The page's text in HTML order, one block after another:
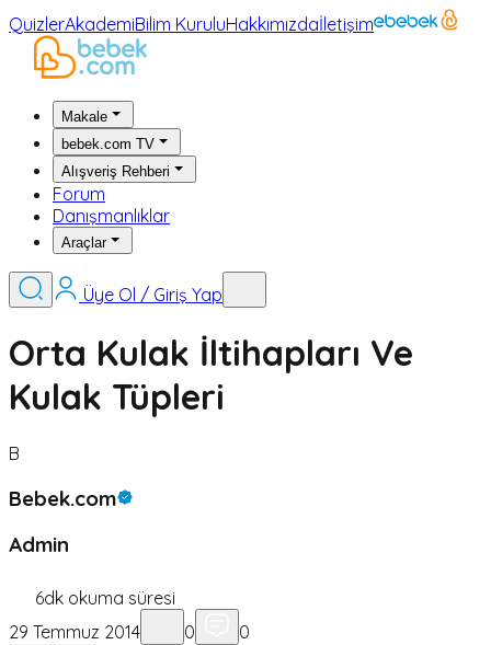
QuizlerAkademiBilim KuruluHakkımızdaİletişim
Makale
bebek.com TV
Alışveriş Rehberi
Forum
Danışmanlıklar
Araçlar
Üye Ol / Giriş Yap
Orta Kulak İltihapları Ve
Kulak Tüpleri
B
Bebek.com
Admin
6dk okuma süresi
29 Temmuz 2014
0 0